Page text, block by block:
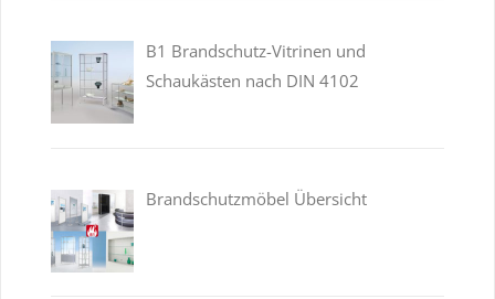
B1 Brandschutz-Vitrinen und
Schaukästen nach DIN 4102
Brandschutzmöbel Übersicht